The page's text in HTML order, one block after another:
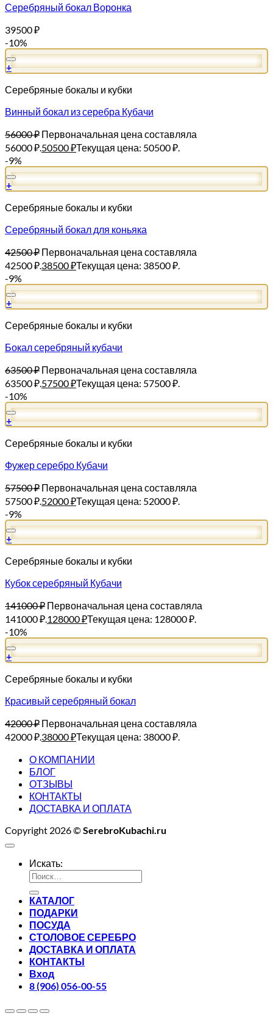
Серебряный бокал Воронка
39500₽
-10%
+
Серебряные бокалы и кубки
Винный бокал из серебра Кубачи
56000₽ Первоначальная цена составляла
56000 ₽.50500₽Текущая цена: 50500 ₽.
-9%
+
Серебряные бокалы и кубки
Серебряный бокал для коньяка
42500₽ Первоначальная цена составляла
42500 ₽.38500₽Текущая цена: 38500 ₽.
-9%
+
Серебряные бокалы и кубки
Бокал серебряный кубачи
63500₽ Первоначальная цена составляла
63500 ₽.57500₽Текущая цена: 57500 ₽.
-10%
+
Серебряные бокалы и кубки
Фужер серебро Кубачи
57500₽ Первоначальная цена составляла
57500 ₽.52000₽Текущая цена: 52000 ₽.
-9%
+
Серебряные бокалы и кубки
Кубок серебряный Кубачи
141000₽ Первоначальная цена составляла
141000 ₽.128000₽Текущая цена: 128000 ₽.
-10%
+
Серебряные бокалы и кубки
Красивый серебряный бокал
42000₽ Первоначальная цена составляла
42000 ₽.38000₽Текущая цена: 38000 ₽.
О КОМПАНИИ
БЛОГ
ОТЗЫВЫ
КОНТАКТЫ
ДОСТАВКА И ОПЛАТА
Copyright 2026 ©SerebroKubachi.ru
Искать:
КАТАЛОГ
ПОДАРКИ
ПОСУДА
СТОЛОВОЕ СЕРЕБРО
ДОСТАВКА И ОПЛАТА
КОНТАКТЫ
Вход
8 (906) 056-00-55